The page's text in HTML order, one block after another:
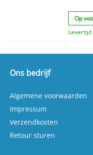
Op
Ons bedrijf
Algemene voorwaarden
Impressum
Verzendkosten
Retour sturen